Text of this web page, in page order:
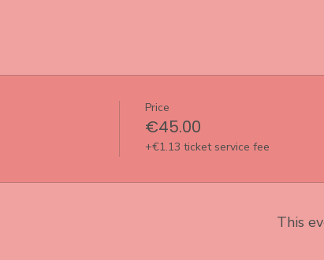
Price
€45.00
+€1.13 ticket service fee
This